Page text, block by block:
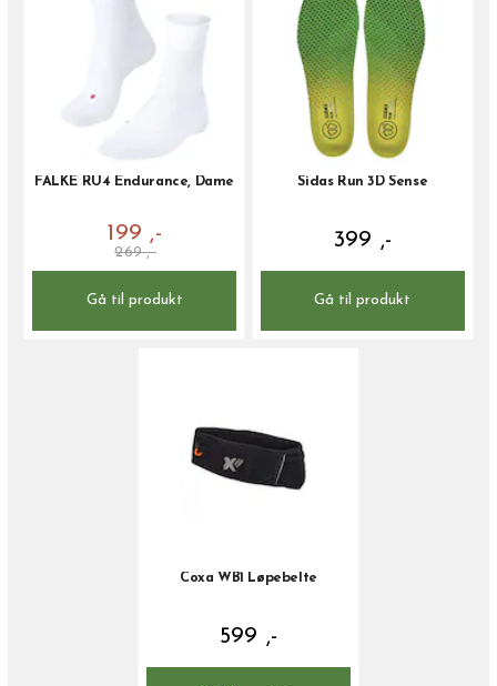
FALKE RU4 Endurance, Dame
199 ,-
269 ,-
Gå til produkt
Sidas Run 3D Sense
399 ,-
Gå til produkt
Coxa WB1 Løpebelte
599 ,-